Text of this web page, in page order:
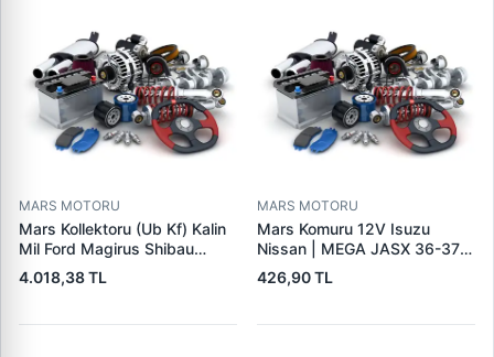
MARS MOTORU
Mars Kollektoru (Ub Kf) Kalin
Mil Ford Magirus Shibau
TM30 Steyr | MAKO
72313641 | OEM 72313641
4.018,38 TL
MARS MOTORU
Mars Komuru 12V Isuzu
Nissan | MEGA JASX 36-37 |
OEM JASX36-37
426,90 TL